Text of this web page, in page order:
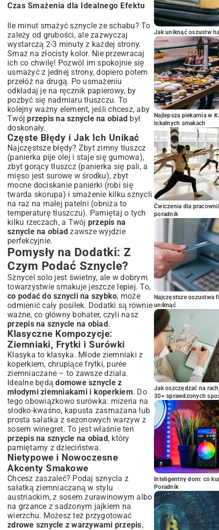
Czas Smażenia dla Idealnego Efektu
Ile minut smażyć sznycle ze schabu? To
zależy od grubości, ale zazwyczaj
wystarczą 2-3 minuty z każdej strony.
Smaż na złocisty kolor. Nie przewracaj
ich co chwilę! Pozwól im spokojnie się
usmażyć z jednej strony, dopiero potem
przełóż na drugą. Po usmażeniu
odkładaj je na ręcznik papierowy, by
pozbyć się nadmiaru tłuszczu. To
kolejny ważny element, jeśli chcesz, aby
Twójprzepis na sznycle na obiad był
doskonały.
Częste Błędy i Jak Ich Unikać
Najczęstsze błędy? Zbyt zimny tłuszcz
(panierka pije olej i staje się gumowa),
zbyt gorący tłuszcz (panierka się pali, a
mięso jest surowe w środku), zbyt
mocne dociskanie panierki (robi się
twarda skorupa) i smażenie kilku sznycli
na raz na małej patelni (obniża to
temperaturę tłuszczu). Pamiętaj o tych
kilku rzeczach, a Twój przepis na
sznycle na obiad zawsze wyjdzie
perfekcyjnie.
Pomysły na Dodatki: Z
Czym Podać Sznycle?
Sznycel solo jest świetny, ale w dobrym
towarzystwie smakuje jeszcze lepiej. To,
co podać do sznycli na szybko, może
odmienić cały posiłek. Dodatki są równie
ważne, co główny bohater, czyli nasz
przepis na sznycle na obiad.
Klasyczne Kompozycje:
Ziemniaki, Frytki i Surówki
Klasyka to klasyka. Młode ziemniaki z
koperkiem, chrupiące frytki, purée
ziemniaczane – to zawsze działa.
Idealne będądomowe sznycle z
młodymi ziemniakami i koperkiem. Do
tego obowiązkowo surówka: mizeria na
słodko-kwaśno, kapusta zasmażana lub
prosta sałatka z sezonowych warzyw z
sosem winegret. To jest właśnie ten
przepis na sznycle na obiad, który
pamiętamy z dzieciństwa.
Nietypowe i Nowoczesne
Akcenty Smakowe
Chcesz zaszaleć? Podaj sznycla z
sałatką ziemniaczaną w stylu
austriackim, z sosem żurawinowym albo
na grzance z sadzonym jajkiem na
wierzchu. Możesz też przygotować
zdrowe sznycle z warzywami przepis,
Jak uniknąć oszustw
Najlepsza piekarnia w
lokalnych smakach
Ćwiczenia dla
poradnik
Najczęstsze oszustwa
uniknąć
Jak oszczędzać na
30+ sprawdzonych
Inteligentny dom: co
Poradnik